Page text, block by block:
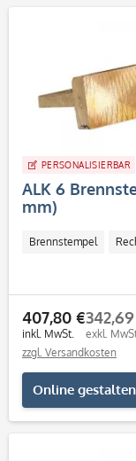
PERSONALISIERBAR
ALK 6
mm)
Brennstempel
407,80 €
inkl. MwSt.
exkl.
zzgl. Versandkosten
Online gestalten